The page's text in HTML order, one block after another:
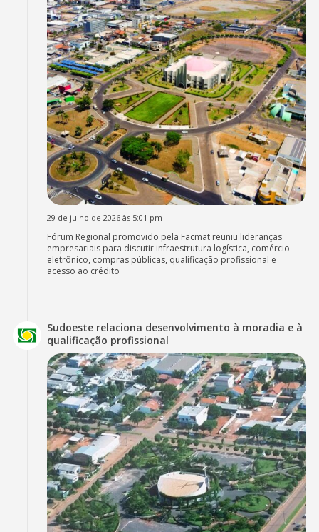
29 de julho de 2026 às 5:01 pm
Fórum Regional promovido pela Facmat reuniu lideranças
empresariais para discutir infraestrutura logística, comércio
eletrônico, compras públicas, qualificação profissional e
acesso ao crédito
Sudoeste relaciona desenvolvimento à moradia e à
qualificação profissional